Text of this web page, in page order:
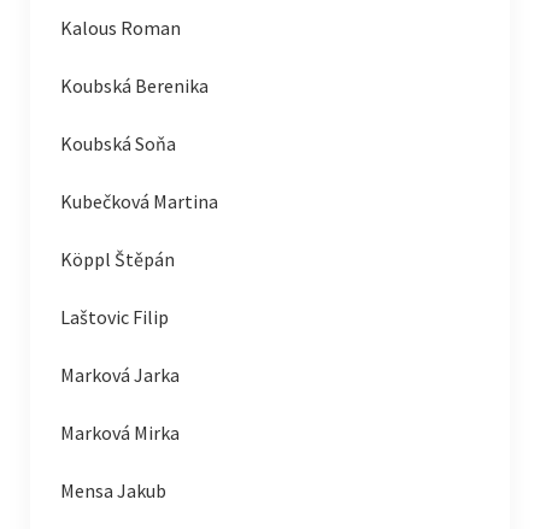
Kalous Roman
Koubská Berenika
Koubská Soňa
Kubečková Martina
Köppl Štěpán
Laštovic Filip
Marková Jarka
Marková Mirka
Mensa Jakub